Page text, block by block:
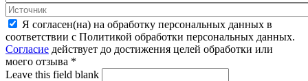
Я согласен(на) на обработку персональных данных в
соответствии с Политикой обработки персональных данных.
Согласие действует до достижения целей обработки или
моего отзыва *
Leave this field blank